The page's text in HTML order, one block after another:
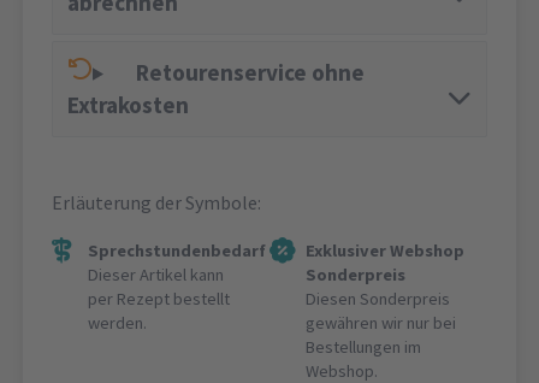
Retourenservice ohne
Extrakosten
Erläuterung der Symbole:
Sprechstundenbedarf
Dieser Artikel kann
per Rezept bestellt
werden.
Exklusiver Webshop
Sonderpreis
Diesen Sonderpreis
gewähren wir nur bei
Bestellungen im
Webshop.